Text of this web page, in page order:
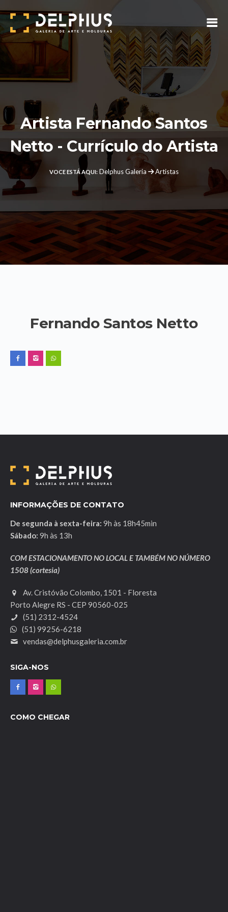
Artista Fernando Santos
Netto - Currículo do Artista
VOCE ESTÁ AQUI: Delphus Galeria Artistas
Fernando Santos Netto
INFORMAÇÕES DE CONTATO
De segunda à sexta-feira: 9h às 18h45min
Sábado: 9h às 13h
COM ESTACIONAMENTO NO LOCAL E TAMBÉM NO NÚMERO
1508 (cortesia)
Av. Cristóvão Colombo, 1501 - Floresta
Porto Alegre RS - CEP 90560-025
(51) 2312-4524
(51) 99256-6218
vendas@delphusgaleria.com.br
SIGA-NOS
COMO CHEGAR